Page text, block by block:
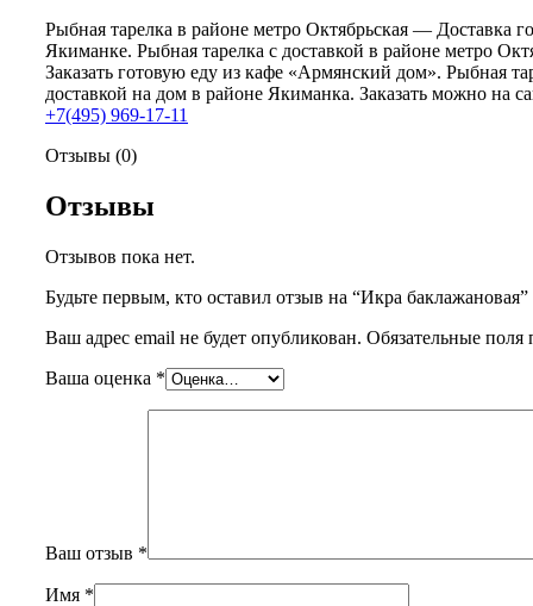
Рыбная тарелка в районе метро Октябрьская — Доставка
Якиманке. Рыбная тарелка с доставкой в районе метро
Заказать готовую еду из кафе «Армянский дом». Рыбная
доставкой на дом в районе Якиманка. Заказать можно на
+7(495) 969-17-11
Отзывы (0)
Отзывы
Отзывов пока нет.
Будьте первым, кто оставил отзыв на “Икра баклажановая”
Ваш адрес email не будет опубликован. Обязательные
Ваша оценка *
Ваш отзыв *
Имя *